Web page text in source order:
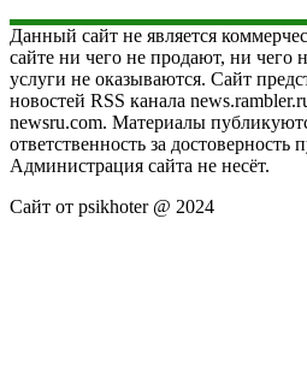
Данный сайт не является
сайте ни чего не продают, ни чего
услуги не оказываются. Сайт
новостей RSS канала
newsru.com. Материалы
ответственность за
Администрация сайта не несёт.
Сайт от psikhoter @ 2024